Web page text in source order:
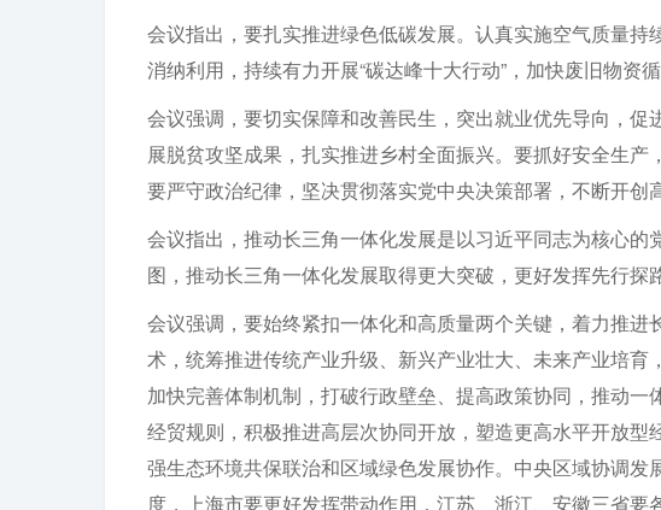
会议指出，要扎实推进绿色低碳发展。认真实施空气质量
消纳利用，持续有力开展“碳达峰十大行动”，加快废旧物资循
会议强调，要切实保障和改善民生，突出就业优先导向，
展脱贫攻坚成果，扎实推进乡村全面振兴。要抓好安全生
要严守政治纪律，坚决贯彻落实党中央决策部署，不断开创
会议指出，推动长三角一体化发展是以习近平同志为核心
图，推动长三角一体化发展取得更大突破，更好发挥先行探
会议强调，要始终紧扣一体化和高质量两个关键，着力推
术，统筹推进传统产业升级、新兴产业壮大、未来产业培
加快完善体制机制，打破行政壁垒、提高政策协同，推动
经贸规则，积极推进高层次协同开放，塑造更高水平开放
强生态环境共保联治和区域绿色发展协作。中央区域协调
度，上海市要更好发挥带动作用，江苏、浙江、安徽三省